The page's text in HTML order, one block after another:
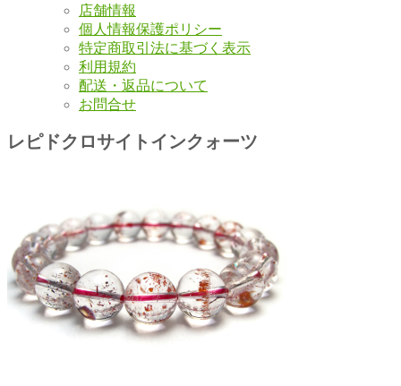
店舗情報
個人情報保護ポリシー
特定商取引法に基づく表示
利用規約
配送・返品について
お問合せ
レピドクロサイトインクォーツ